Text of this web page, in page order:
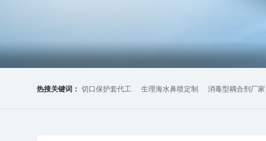
热搜关键词： 切口保护套代工 生理海水鼻喷定制 消毒型耦合剂厂家